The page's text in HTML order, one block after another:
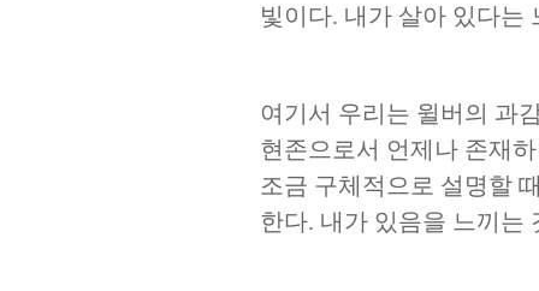
빛이다. 내가 살아 있다는
여기서 우리는 윌버의 과
현존으로서 언제나 존재
조금 구체적으로 설명할
한다. 내가 있음을 느끼는